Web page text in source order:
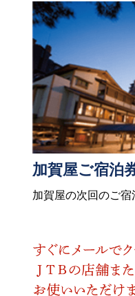
加賀屋ご宿泊
加賀屋の次回のご宿